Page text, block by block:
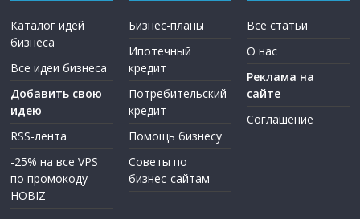
Каталог идей
бизнеса
Все идеи бизнеса
Добавить свою
идею
RSS-лента
-25% на все VPS
по промокоду
HOBIZ
Бизнес-планы
Ипотечный
кредит
Потребительский
кредит
Помощь бизнесу
Советы по
бизнес-сайтам
Все статьи
О нас
Реклама на
сайте
Соглашение